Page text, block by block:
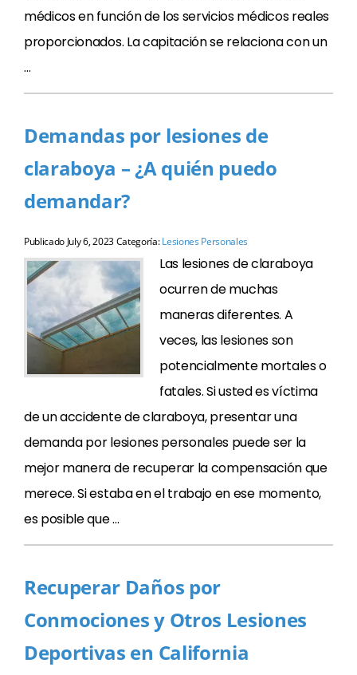
médicos en función de los servicios médicos reales
proporcionados. La capitación se relaciona con un
…
Demandas por lesiones de
claraboya – ¿A quién puedo
demandar?
Publicado July 6, 2023Categoría:Lesiones Personales
Las lesiones de claraboya
ocurren de muchas
maneras diferentes. A
veces, las lesiones son
potencialmente mortales o
fatales. Si usted es víctima
de un accidente de claraboya, presentar una
demanda por lesiones personales puede ser la
mejor manera de recuperar la compensación que
merece. Si estaba en el trabajo en ese momento,
es posible que …
Recuperar Daños por
Conmociones y Otros Lesiones
Deportivas en California